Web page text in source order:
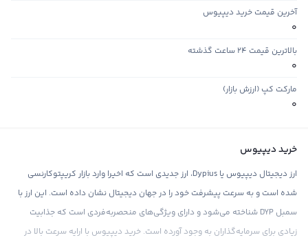
آخرین قیمت خرید دیپیوس
0
بالاترین قیمت ۲۴ ساعت گذشته
0
مارکت کپ (ارزش بازار)
0
خرید دیپیوس
ارز دیجیتال دیپیوس یا Dypius، ارز جدیدی است که اخیرا وارد بازار کریپتوکارنسی
شده است و به سرعت پیشرفت خود را در جهان دیجیتال نشان داده است. این ارز با
سمبل DYP شناخته می‌شود و دارای ویژگی‌های منحصربه‌فردی است که جذابیت
زیادی برای سرمایه‌گذاران به وجود آورده است. خرید دیپیوس با ارایه سرعت بالا در